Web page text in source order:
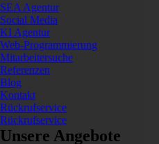
SEA Agentur
Social Media
KI Agentur
Web-Programmierung
Mitarbeitersuche
Referenzen
Blog
Kontakt
Rückrufservice
Rückrufservice
Unsere Angebote